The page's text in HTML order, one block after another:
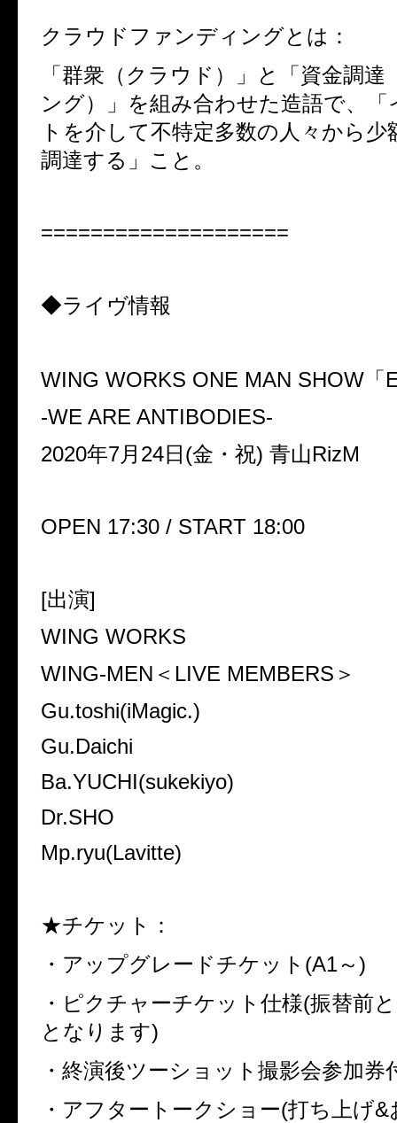
クラウドファンディングとは：
「群衆（クラウド）」と「資金調
ング）」を組み合わせた造語で、
トを介して不特定多数の人々から少
調達する」こと。
====================
◆ライヴ情報
WING WORKS ONE MAN SHOW 「
-WE ARE ANTIBODIES-
2020年7月 24日 (金・祝) 青山RizM
OPEN 17:30 / START 18:00
[出演]
WING WORKS
WING-MEN ＜ LIVE MEMBERS ＞
Gu.toshi(iMagic.)
Gu.Daichi
Ba.YUCHI(sukekiyo)
Dr.SHO
Mp.ryu(Lavitte)
★チケット：
・アップグレードチケット (A1～)
・ピクチャーチケット仕様(振替前
となります)
・終演後ツーショット撮影会参加券
・アフタートークショー(打ち上げ&